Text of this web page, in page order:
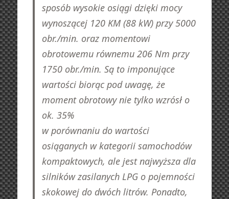
sposób wysokie osiągi dzięki mocy
wynoszącej 120 KM (88 kW) przy 5000
obr./min. oraz momentowi
obrotowemu równemu 206 Nm przy
1750 obr./min. Są to imponujące
wartości biorąc pod uwagę, że
moment obrotowy nie tylko wzrósł o
ok. 35%
w porównaniu do wartości
osiąganych w kategorii samochodów
kompaktowych, ale jest najwyższa dla
silników zasilanych LPG o pojemności
skokowej do dwóch litrów. Ponadto,